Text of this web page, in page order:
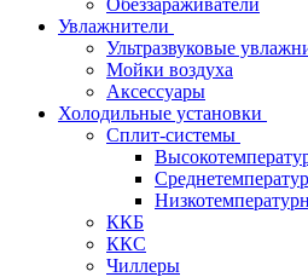
Обеззараживатели
Увлажнители
Ультразвуковые
Мойки воздуха
Аксессуары
Холодильные установки
Сплит-системы
ККБ
ККС
Чиллеры